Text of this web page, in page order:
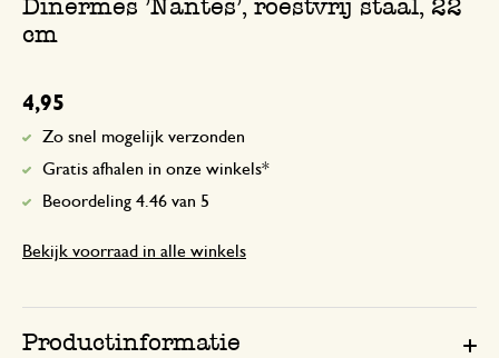
Dinermes 'Nantes', roestvrij staal, 22
cm
4,95
Zo snel mogelijk verzonden
Gratis afhalen in onze winkels*
Beoordeling 4.46 van 5
Bekijk voorraad in alle winkels
Productinformatie